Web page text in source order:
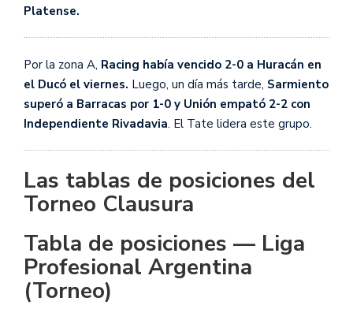
Platense.
Por la zona A, Racing había vencido 2-0 a Huracán en
el Ducó el viernes. Luego, un día más tarde, Sarmiento
superó a Barracas por 1-0 y Unión empató 2-2 con
Independiente Rivadavia. El Tate lidera este grupo.
Las tablas de posiciones del
Torneo Clausura
Tabla de posiciones — Liga
Profesional Argentina
(Torneo)